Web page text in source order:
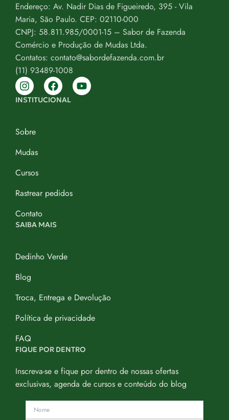
Endereço: Av. Nadir Dias de Figueiredo, 395 - Vila
Maria, São Paulo. CEP: 02110-000
CNPJ: 58.811.985/0001-15 – Sabor de Fazenda
Comércio e Produção de Mudas Ltda.
Contatos: contato@sabordefazenda.com.br
(11) 93489-1008
INSTITUCIONAL
Sobre
Mudas
Cursos
Rastrear pedidos
Contato
SAIBA MAIS
Dedinho Verde
Blog
Troca, Entrega e Devolução
Política de privacidade
FAQ
FIQUE POR DENTRO
Inscreva-se e fique por dentro de nossas ofertas
exclusivas, agenda de cursos e conteúdo do blog